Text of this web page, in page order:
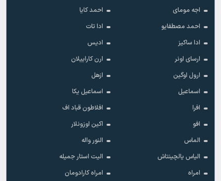
اجه مومای
احمد کایا
احمد مصطفایو
ادا تات
ادا ساکیز
ادیس
ارسای اونر
ارن کاراییلان
ارول اوگین
ازهل
اسماعیل
اسماعیل یکا
افرا
افلاطون قباد اف
افو
اکین اوزونلار
الماس
النور واله
الیاس یالچینتاش
الیت استار جمیله
امراه
امراه کارادومان